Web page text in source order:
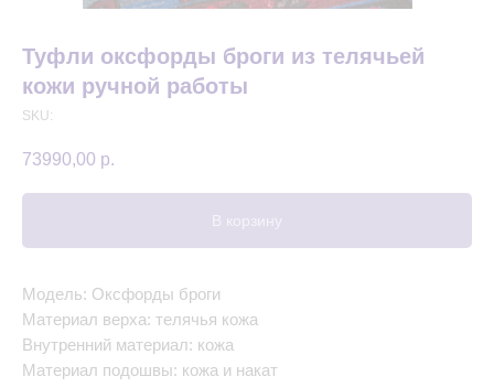
Туфли оксфорды броги из телячьей
кожи ручной работы
SKU:
73990,00 р.
В корзину
Модель: Оксфорды броги
Материал верха: телячья кожа
Внутренний материал: кожа
Материал подошвы: кожа и накат